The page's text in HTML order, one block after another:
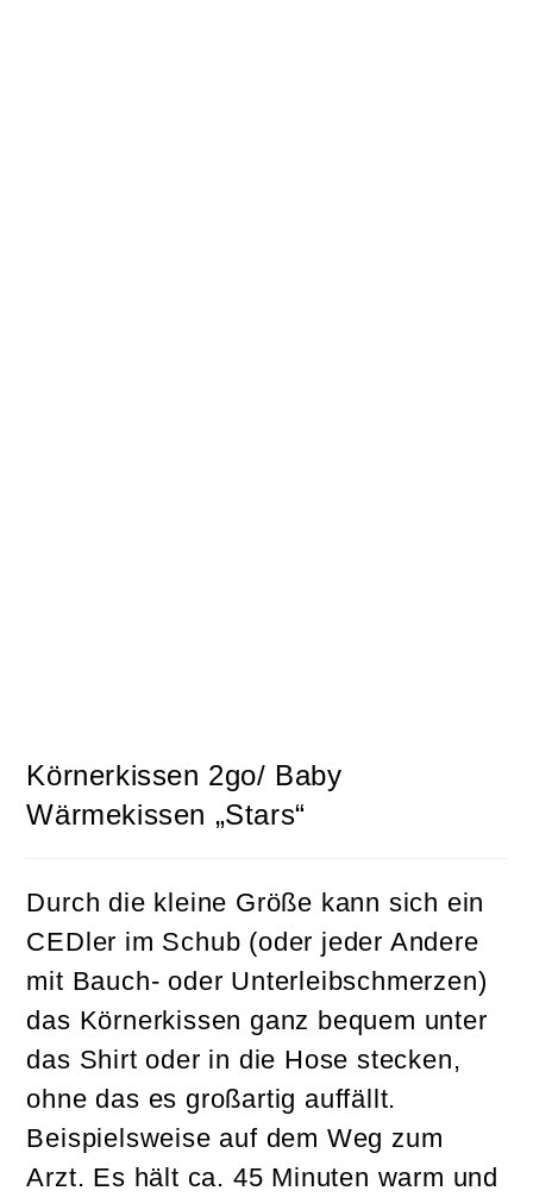
Körnerkissen 2go/ Baby
Wärmekissen „Stars“
Durch die kleine Größe kann sich ein
CEDler im Schub (oder jeder Andere
mit Bauch- oder Unterleibschmerzen)
das Körnerkissen ganz bequem unter
das Shirt oder in die Hose stecken,
ohne das es großartig auffällt.
Beispielsweise auf dem Weg zum
Arzt. Es hält ca. 45 Minuten warm und